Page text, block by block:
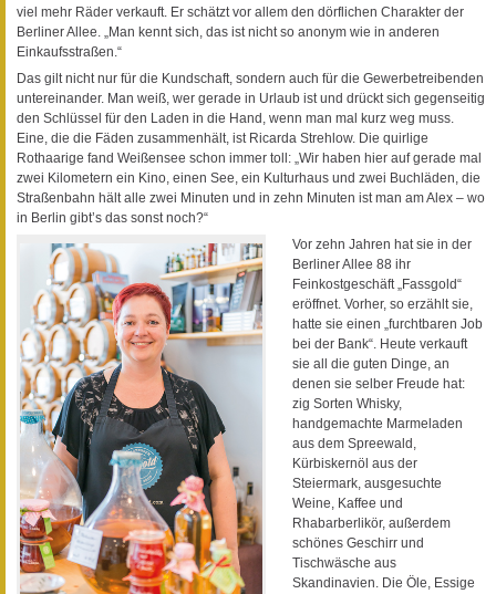
viel mehr Räder verkauft. Er schätzt vor allem den dörflichen Charakter der
Berliner Allee. „Man kennt sich, das ist nicht so anonym wie in anderen
Einkaufsstraßen.“
Das gilt nicht nur für die Kundschaft, sondern auch für die Gewerbetreibenden
untereinander. Man weiß, wer gerade in Urlaub ist und drückt sich gegenseitig
den Schlüssel für den Laden in die Hand, wenn man mal kurz weg muss.
Eine, die die Fäden zusammenhält, ist Ricarda Strehlow. Die quirlige
Rothaarige fand Weißensee schon immer toll: „Wir haben hier auf gerade mal
zwei Kilometern ein Kino, einen See, ein Kulturhaus und zwei Buchläden, die
Straßenbahn hält alle zwei Minuten und in zehn Minuten ist man am Alex – wo
in Berlin gibt’s das sonst noch?“
Vor zehn Jahren hat sie in der
Berliner Allee 88 ihr
Feinkostgeschäft „Fassgold“
eröffnet. Vorher, so erzählt sie,
hatte sie einen „furchtbaren Job
bei der Bank“. Heute verkauft
sie all die guten Dinge, an
denen sie selber Freude hat:
zig Sorten Whisky,
handgemachte Marmeladen
aus dem Spreewald,
Kürbiskernöl aus der
Steiermark, ausgesuchte
Weine, Kaffee und
Rhabarberlikör, außerdem
schönes Geschirr und
Tischwäsche aus
Skandinavien. Die Öle, Essige